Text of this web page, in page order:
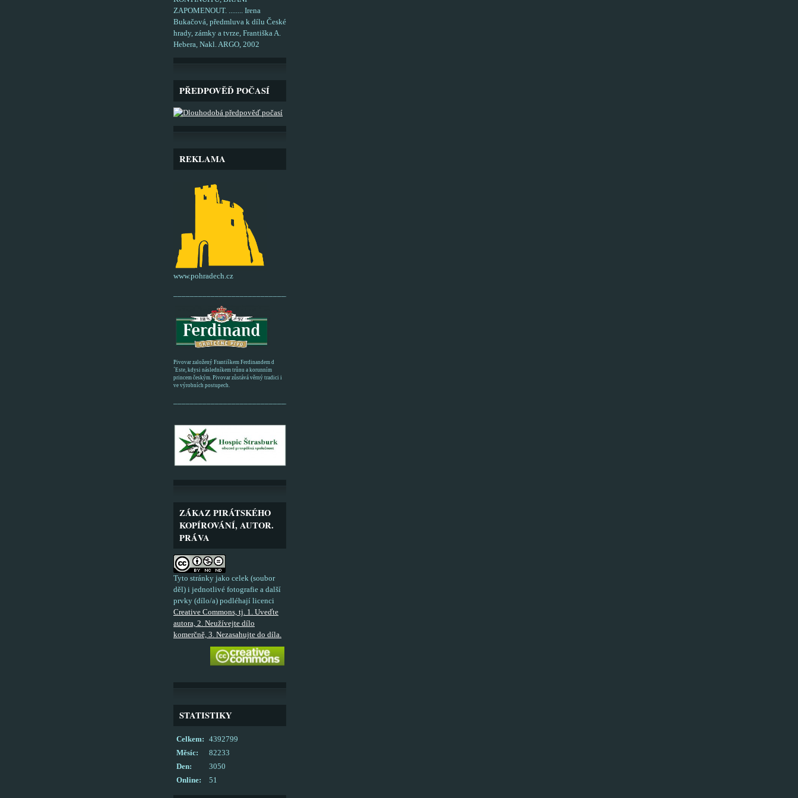
ZAPOMENOUT. ........ Irena
Bukačová, předmluva k dílu České
hrady, zámky a tvrze, Františka A.
Hebera, Nakl. ARGO, 2002
PŘEDPOVĚĎ POČASÍ
REKLAMA
www.pohradech.cz
Pivovar založený Františkem Ferdinandem d
´Este, kdysi následníkem trůnu a korunním
princem českým. Pivovar zůstává věrný tradici i
ve výrobních postupech.
ZÁKAZ PIRÁTSKÉHO
KOPÍROVÁNÍ, AUTOR.
PRÁVA
Tyto stránky jako celek (soubor
děl) i jednotlivé fotografie a další
prvky (dílo/a) podléhají licenci
Creative Commons, tj. 1. Uveďte
autora, 2. Neužívejte dílo
komerčně, 3. Nezasahujte do díla.
STATISTIKY
Online: 51
Celkem:
4392799
Měsíc:
82233
Den:
3050